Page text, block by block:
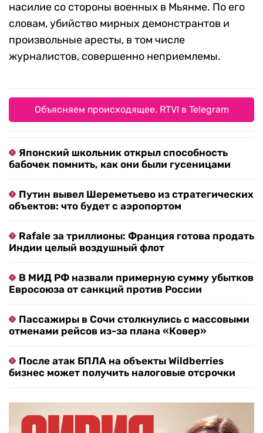
насилие со стороны военных в Мьянме. По его
словам, убийство мирных демонстрантов и
произвольные аресты, в том числе
журналистов, совершенно неприемлемы.
Объясняем происходящее. RTVI в Telegram
Японский школьник открыл способность
бабочек помнить, как они были гусеницами
Путин вывел Шереметьево из стратегических
объектов: что будет с аэропортом
Rafale за триллионы: Франция готова продать
Индии целый воздушный флот
В МИД РФ назвали примерную сумму убытков
Евросоюза от санкций против России
Пассажиры в Сочи столкнулись с массовыми
отменами рейсов из-за плана «Ковер»
После атак БПЛА на объекты Wildberries
бизнес может получить налоговые отсрочки